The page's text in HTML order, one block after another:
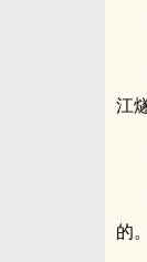
江
的